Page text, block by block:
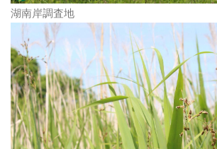
湖南岸調査地